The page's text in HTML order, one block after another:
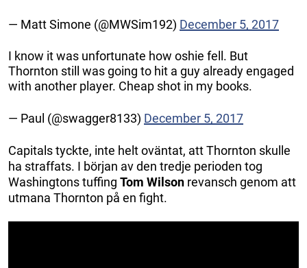
— Matt Simone (@MWSim192) December 5, 2017
I know it was unfortunate how oshie fell. But
Thornton still was going to hit a guy already engaged
with another player. Cheap shot in my books.
— Paul (@swagger8133) December 5, 2017
Capitals tyckte, inte helt oväntat, att Thornton skulle
ha straffats. I början av den tredje perioden tog
Washingtons tuffing Tom Wilson revansch genom att
utmana Thornton på en fight.